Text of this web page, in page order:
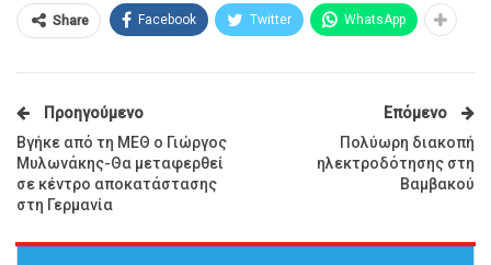
Share Facebook Twitter WhatsApp
Προηγούμενο
Βγήκε από τη ΜΕΘ ο Γιώργος
Μυλωνάκης-Θα μεταφερθεί
σε κέντρο αποκατάστασης
στη Γερμανία
Επόμενο
Πολύωρη διακοπή
ηλεκτροδότησης στη
Βαμβακού